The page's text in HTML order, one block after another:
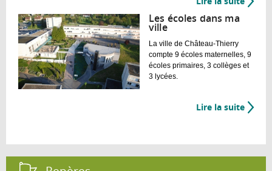
Les écoles dans ma
ville
La ville de Château-Thierry
compte 9 écoles maternelles, 9
écoles primaires, 3 collèges et
3 lycées.
Lire la suite de
dans
ma